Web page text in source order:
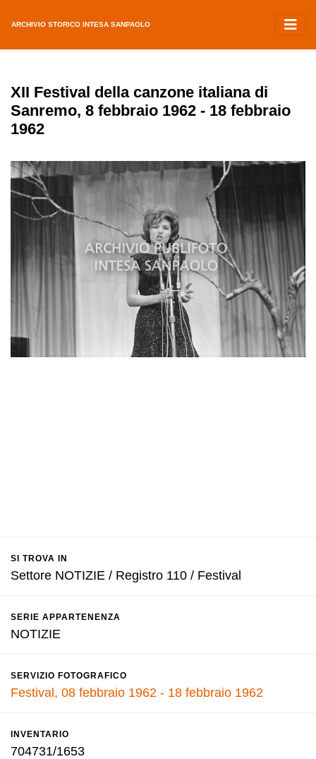
ARCHIVIO STORICO INTESA SANPAOLO
XII Festival della canzone italiana di
Sanremo, 8 febbraio 1962 - 18 febbraio
1962
SI TROVA IN
Settore NOTIZIE / Registro 110 / Festival
SERIE APPARTENENZA
NOTIZIE
SERVIZIO FOTOGRAFICO
Festival, 08 febbraio 1962 - 18 febbraio 1962
INVENTARIO
704731/1653